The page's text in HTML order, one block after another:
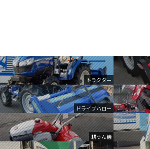
トラクター
ドライブハロー
耕うん機